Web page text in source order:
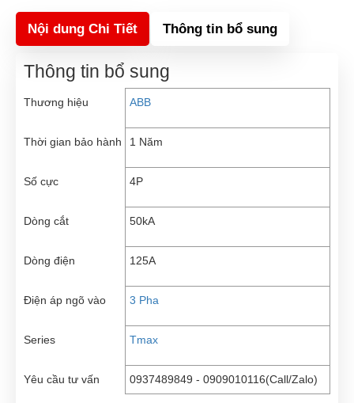
Nội dung Chi Tiết Thông tin bổ sung
Thông tin bổ sung
Thương hiệu ABB
Thời gian bảo hành 1 Năm
Số cực 4P
Dòng cắt 50kA
Dòng điện 125A
Điện áp ngõ vào 3 Pha
Series Tmax
Yêu cầu tư vấn 0937489849 - 0909010116(Call/Zalo)